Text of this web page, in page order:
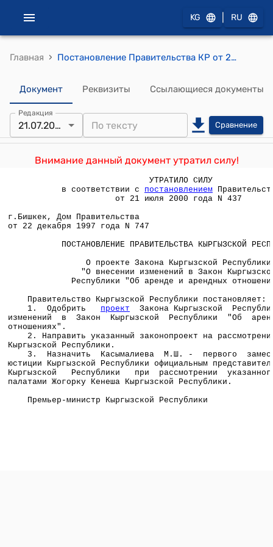
KG RU
Главная › Постановление Правительства КР от 22 декабря 1997 года N 747 " О проекте Закона Кыргызской Республики "О внесении изменений в Закон Кыргызской Республики "Об аренде и арендных отношениях"
Документ Реквизиты Ссылающиеся документы
Редакция
21.07.2000 Сравнение
Внимание данный документ утратил силу!